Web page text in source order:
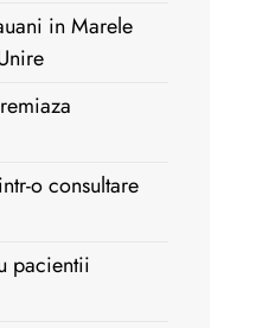
in Marele
o consultare
pacientii